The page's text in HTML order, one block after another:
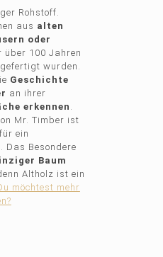
Rohstoff.
aus alten
oder
über 100 Jahren
wurden.
Geschichte
an ihrer
erkennen
Mr. Timber ist
ein
. Das Besondere
Baum
Altholz ist ein
möchtest mehr